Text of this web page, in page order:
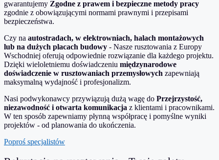
gwarantujemy Zgodne z prawem i bezpieczne metody pracy
zgodnie z obowiązującymi normami prawnymi i przepisami
bezpieczeństwa.
Czy na autostradach, w elektrowniach, halach montażowych
lub na dużych placach budowy - Nasze rusztowania z Europy
Wschodniej oferują odpowiednie rozwiązanie dla każdego projektu.
Dzięki wieloletniemu doświadczeniu międzynarodowe
doświadczenie w rusztowaniach przemysłowych zapewniają
maksymalną wydajność i profesjonalizm.
Nasi podwykonawcy przywiązują dużą wagę do Przejrzystość,
niezawodność i otwarta komunikacja z klientami i pracownikami.
W ten sposób zapewniamy płynną współpracę i pomyślne wyniki
projektów - od planowania do ukończenia.
Poproś specjalistów